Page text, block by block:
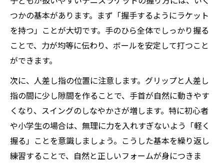
つかの基本があります。まず「握手するようにラケット
を持つ」ことが大切です。手のひら全体でしっかり握る
ことで、力が均等に伝わり、ボールを安定して打つこと
ができます。
次に、人差し指の位置に注意します。グリップと人差し
指の間に少し隙間を作ることで、手首が自然に動きやす
くなり、スイングのしなやかさが増します。特に初心者
や小学生の場合は、無理に力を入れすぎないよう「軽く
握る」ことを意識しましょう。こうした基本を繰り返し
練習することで、自然と正しいフォームが身につきま